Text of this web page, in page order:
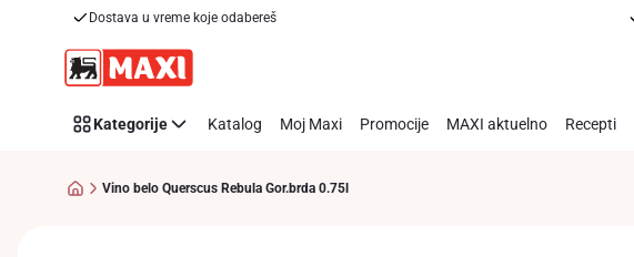
Dostava u vreme koje odabereš
Kategorije Katalog Moj Maxi Promocije MAXI aktuelno Recepti
Vino belo Querscus Rebula Gor.brda 0.75l